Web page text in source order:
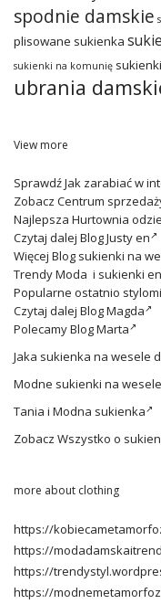
spodnie damskie
plisowane sukienka
sukienki na komunię
ubrania
View more
SprawdźJak zarabiać w
Zobacz Centrum
Najlepsza Hurtownia
Czytaj dalej Blog Justy en
Więcej Blog sukienki na
TrendyModa i sukienki en
Popularne ostatnio
Czytaj dalej Blog Magda
PolecamyBlog Marta
Jaka sukienka na wesele
Modne sukienki na wesele
Tania i Modna sukienka
Zobacz Wszystko o
more about clothing
https://
https://
https://
https://